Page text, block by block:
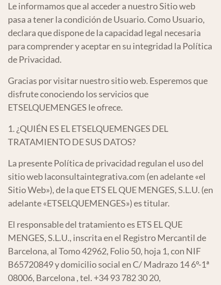
Le informamos que al acceder a nuestro Sitio web
pasa a tener la condición de Usuario. Como Usuario,
declara que dispone de la capacidad legal necesaria
para comprender y aceptar en su integridad la Política
de Privacidad.
Gracias por visitar nuestro sitio web. Esperemos que
disfrute conociendo los servicios que
ETSELQUEMENGES le ofrece.
1. ¿QUIÉN ES EL ETSELQUEMENGES DEL
TRATAMIENTO DE SUS DATOS?
La presente Política de privacidad regulan el uso del
sitio weblaconsultaintegrativa.com (en adelante «el
Sitio Web»), de la que ETS EL QUE MENGES, S.L.U. (en
adelante «ETSELQUEMENGES») es titular.
El responsable del tratamiento es ETS EL QUE
MENGES, S.L.U., inscrita en el Registro Mercantil de
Barcelona, al Tomo 42962, Folio 50, hoja 1, con NIF
B65720849 y domicilio social en C/ Madrazo 14 6º-1ª
08006, Barcelona , tel. +34 93 782 30 20,